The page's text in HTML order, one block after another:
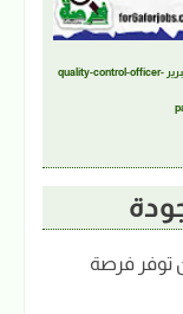
وظائف مراقب جودة في السودان | مجموعة شركات معاوية البرير quality-control-officer-
توفر فرصة